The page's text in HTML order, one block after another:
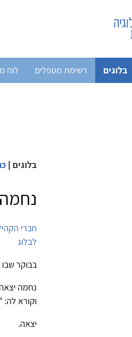
בלוגים רשימת מטפלים לוח
בלוגים |
חברי
לבלוג
בבוקר
נחמה
וקורא
יצאה.